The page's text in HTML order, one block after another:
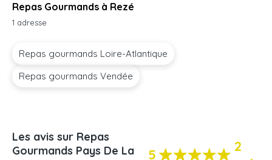
Repas Gourmands à Rezé
1 adresse
Repas gourmands Loire-Atlantique
Repas gourmands Vendée
Les avis sur Repas
Gourmands Pays De La
5
2